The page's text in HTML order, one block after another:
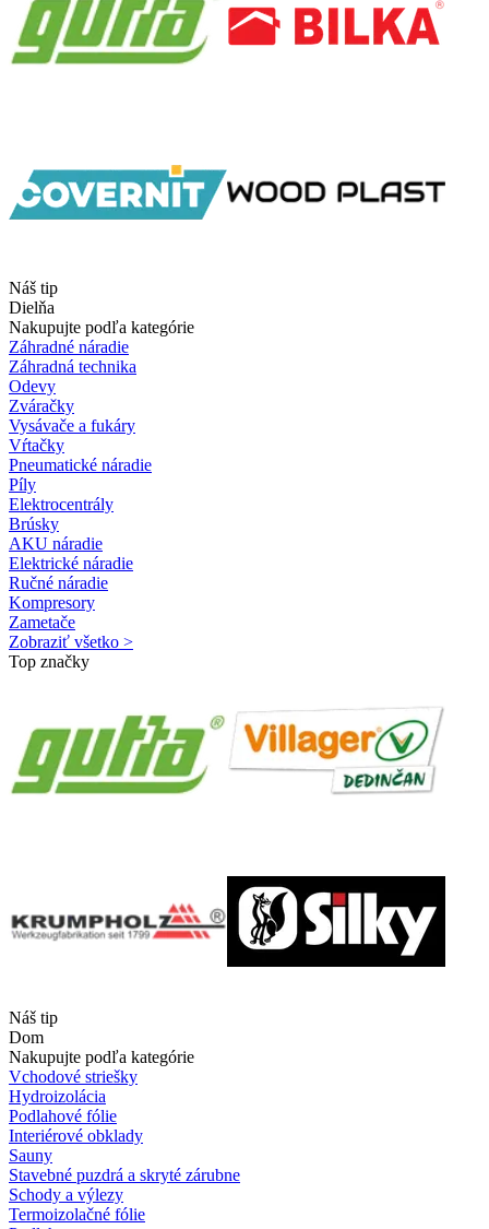
Náš tip
Dielňa
Nakupujte podľa kategórie
Záhradné náradie
Záhradná technika
Odevy
Zváračky
Vysávače a fukáry
Vŕtačky
Pneumatické náradie
Píly
Elektrocentrály
Brúsky
AKU náradie
Elektrické náradie
Ručné náradie
Kompresory
Zametače
Zobraziť všetko >
Top značky
Náš tip
Dom
Nakupujte podľa kategórie
Vchodové striešky
Hydroizolácia
Podlahové fólie
Interiérové obklady
Sauny
Stavebné puzdrá a skryté zárubne
Schody a výlezy
Termoizolačné fólie